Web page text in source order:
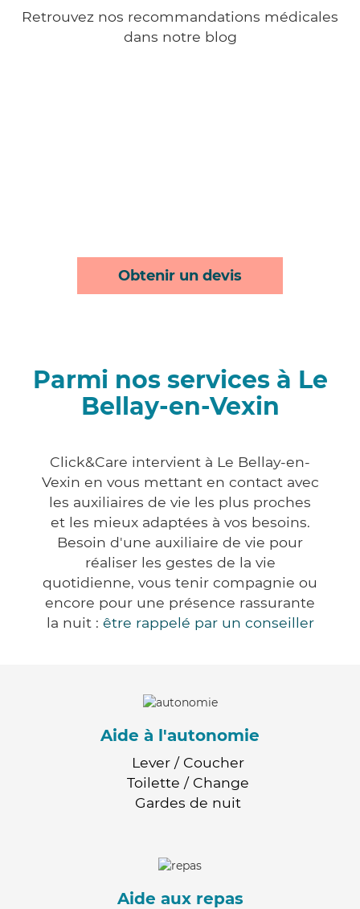
Retrouvez nos recommandations médicales
dans notre blog
Obtenir un devis
Parmi nos services à Le
Bellay-en-Vexin
Click&Care intervient à Le Bellay-en-
Vexin en vous mettant en contact avec
les auxiliaires de vie les plus proches
et les mieux adaptées à vos besoins.
Besoin d'une auxiliaire de vie pour
réaliser les gestes de la vie
quotidienne, vous tenir compagnie ou
encore pour une présence rassurante
la nuit : être rappelé par un conseiller
Aide à l'autonomie
Lever / Coucher
Toilette / Change
Gardes de nuit
Aide aux repas